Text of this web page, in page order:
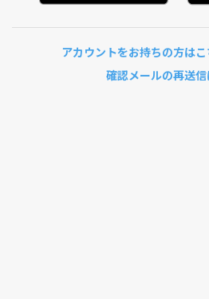
アカウントをお持ちの方はこ
確認メールの再送信